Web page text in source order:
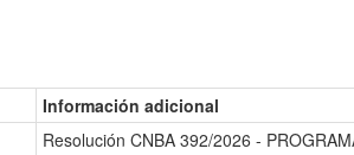
Información adicional
Resolución CNBA 392/2026 -